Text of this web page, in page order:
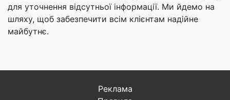
для уточнення відсутньої інформації. Ми йдемо на
шляху, щоб забезпечити всім клієнтам надійне
майбутнє.
Реклама